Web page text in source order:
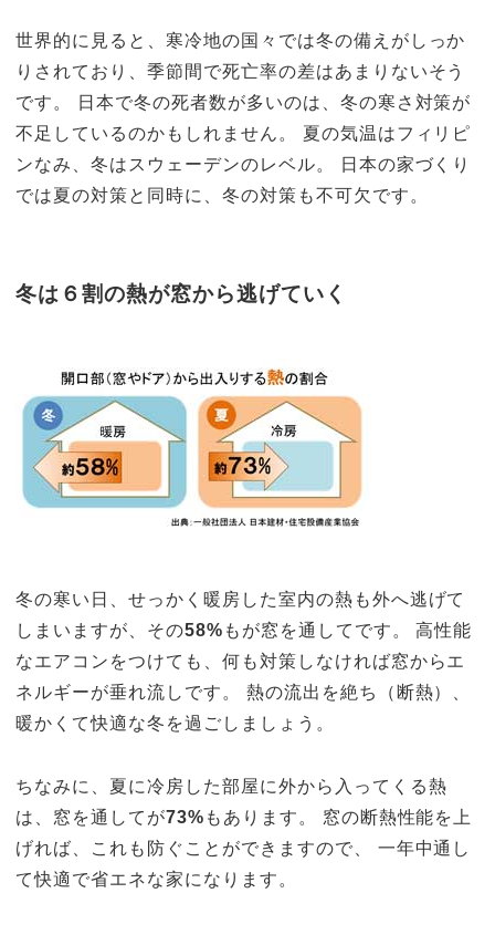
世界的に見ると、寒冷地の国々では冬の備えがしっか
りされており、季節間で死亡率の差はあまりないそう
です。 日本で冬の死者数が多いのは、冬の寒さ対策が
不足しているのかもしれません。 夏の気温はフィリピ
ンなみ、冬はスウェーデンのレベル。 日本の家づくり
では夏の対策と同時に、冬の対策も不可欠です。
冬は６割の熱が窓から逃げていく
冬の寒い日、せっかく暖房した室内の熱も外へ逃げて
しまいますが、その58% もが窓を通してです。 高性能
なエアコンをつけても、何も対策しなければ窓からエ
ネルギーが垂れ流しです。 熱の流出を絶ち（断熱）、
暖かくて快適な冬を過ごしましょう。
ちなみに、夏に冷房した部屋に外から入ってくる熱
は、窓を通してが73% もあります。 窓の断熱性能を上
げれば、これも防ぐことができますので、 一年中通し
て快適で省エネな家になります。